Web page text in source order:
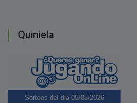
Quiniela